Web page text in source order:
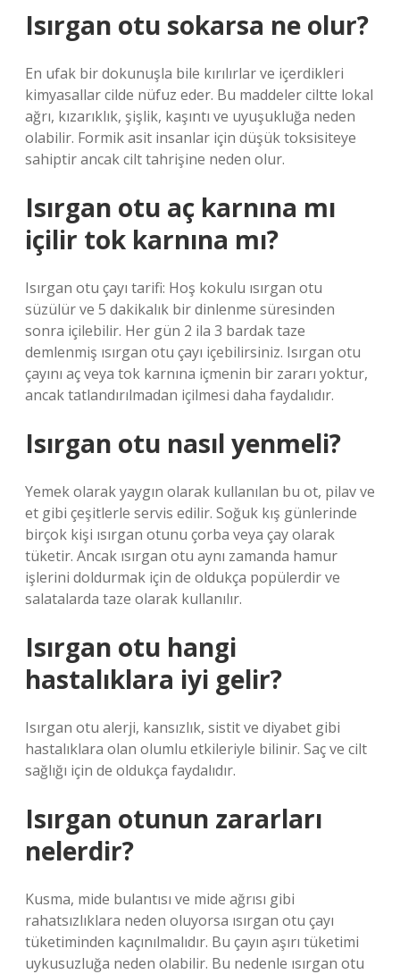
Isırgan otu sokarsa ne olur?
En ufak bir dokunuşla bile kırılırlar ve içerdikleri
kimyasallar cilde nüfuz eder. Bu maddeler ciltte lokal
ağrı, kızarıklık, şişlik, kaşıntı ve uyuşukluğa neden
olabilir. Formik asit insanlar için düşük toksisiteye
sahiptir ancak cilt tahrişine neden olur.
Isırgan otu aç karnına mı
içilir tok karnına mı?
Isırgan otu çayı tarifi: Hoş kokulu ısırgan otu
süzülür ve 5 dakikalık bir dinlenme süresinden
sonra içilebilir. Her gün 2 ila 3 bardak taze
demlenmiş ısırgan otu çayı içebilirsiniz. Isırgan otu
çayını aç veya tok karnına içmenin bir zararı yoktur,
ancak tatlandırılmadan içilmesi daha faydalıdır.
Isırgan otu nasıl yenmeli?
Yemek olarak yaygın olarak kullanılan bu ot, pilav ve
et gibi çeşitlerle servis edilir. Soğuk kış günlerinde
birçok kişi ısırgan otunu çorba veya çay olarak
tüketir. Ancak ısırgan otu aynı zamanda hamur
işlerini doldurmak için de oldukça popülerdir ve
salatalarda taze olarak kullanılır.
Isırgan otu hangi
hastalıklara iyi gelir?
Isırgan otu alerji, kansızlık, sistit ve diyabet gibi
hastalıklara olan olumlu etkileriyle bilinir. Saç ve cilt
sağlığı için de oldukça faydalıdır.
Isırgan otunun zararları
nelerdir?
Kusma, mide bulantısı ve mide ağrısı gibi
rahatsızlıklara neden oluyorsa ısırgan otu çayı
tüketiminden kaçınılmalıdır. Bu çayın aşırı tüketimi
uykusuzluğa neden olabilir. Bu nedenle ısırgan otu